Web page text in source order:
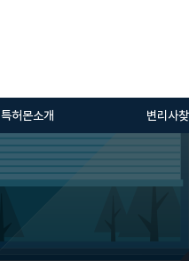
특허몬소개 변리사